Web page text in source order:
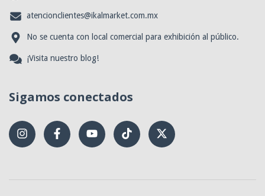
atencionclientes@ikalmarket.com.mx
No se cuenta con local comercial para exhibición al público.
¡Visita nuestro blog!
Sigamos conectados